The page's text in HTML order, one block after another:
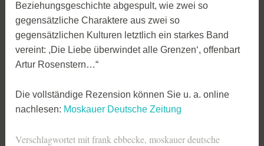
Beziehungsgeschichte abgespult, wie zwei so
gegensätzliche Charaktere aus zwei so
gegensätzlichen Kulturen letztlich ein starkes Band
vereint: ,Die Liebe überwindet alle Grenzen‘, offenbart
Artur Rosenstern…“
Die vollständige Rezension können Sie u. a. online
nachlesen: Moskauer Deutsche Zeitung
Verschlagwortet mitfrank ebbecke, moskauer deutsche